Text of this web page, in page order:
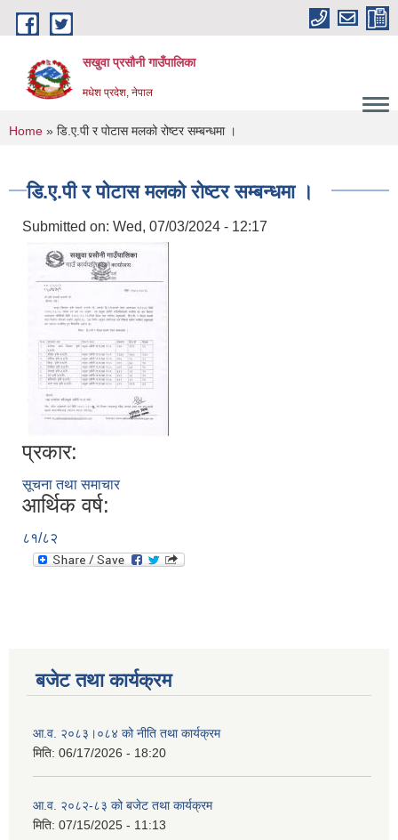
Skip to main content
सखुवा प्रसौनी गाउँपालिका
मधेश प्रदेश, नेपाल
You are here
Home » डि.ए.पी र पोटास मलको रोष्टर सम्बन्धमा ।
डि.ए.पी र पोटास मलको रोष्टर सम्बन्धमा ।
Submitted on: Wed, 07/03/2024 - 12:17
प्रकार:
सूचना तथा समाचार
आर्थिक वर्ष:
८१/८२
बजेट तथा कार्यक्रम
आ.व. २०८३।०८४ को नीति तथा कार्यक्रम
मिति: 06/17/2026 - 18:20
आ.व. २०८२-८३ को बजेट तथा कार्यक्रम
मिति: 07/15/2025 - 11:13